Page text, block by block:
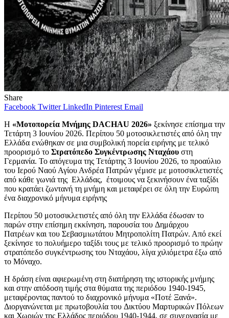
Share
Facebook Twitter LinkedIn Pinterest Email
Η «Μοτοπορεία Μνήμης DACHAU 2026» ξεκίνησε επίσημα την
Τετάρτη 3 Ιουνίου 2026. Περίπου 50 μοτοσικλετιστές από όλη την
Ελλάδα ενώθηκαν σε μια συμβολική πορεία ειρήνης με τελικό
προορισμό το Στρατόπεδο Συγκέντρωσης Νταχάου στη
Γερμανία. Το απόγευμα της Τετάρτης 3 Ιουνίου 2026, το προαύλιο
του Ιερού Ναού Αγίου Ανδρέα Πατρών γέμισε με μοτοσικλετιστές
από κάθε γωνιά της Ελλάδας, έτοιμους να ξεκινήσουν ένα ταξίδι
που κρατάει ζωντανή τη μνήμη και μεταφέρει σε όλη την Ευρώπη
ένα διαχρονικό μήνυμα ειρήνης
Περίπου 50 μοτοσικλετιστές από όλη την Ελλάδα έδωσαν το
παρών στην επίσημη εκκίνηση, παρουσία του Δημάρχου
Πατρέων και του Σεβασμιωτάτου Μητροπολίτη Πατρών. Από εκεί
ξεκίνησε το πολυήμερο ταξίδι τους με τελικό προορισμό το πρώην
στρατόπεδο συγκέντρωσης του Νταχάου, λίγα χιλιόμετρα έξω από
το Μόναχο.
Η δράση είναι αφιερωμένη στη διατήρηση της ιστορικής μνήμης
και στην απόδοση τιμής στα θύματα της περιόδου 1940-1945,
μεταφέροντας παντού το διαχρονικό μήνυμα «Ποτέ Ξανά».
Διοργανώνεται με πρωτοβουλία του Δικτύου Μαρτυρικών Πόλεων
και Χωριών της Ελλάδος περιόδου 1940-1944, σε συνεργασία με